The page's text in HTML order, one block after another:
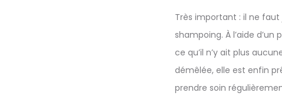
Très important : il ne faut
shampoing. À l’aide
ce qu’il n’y ait plus
démêlée, elle est enfin
prendre soin